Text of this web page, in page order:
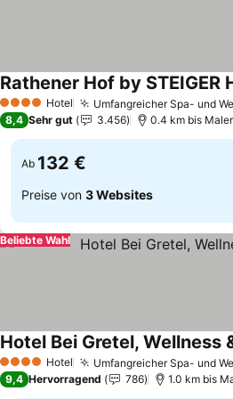
4 Sterne Hotel Umfangreicher Spa- und
Rathener Hof by STEIGER
8,4 Sehr gut 3.456 0.4 km bis
Ab 132 €
Preise von 3 Websites
Beliebte Wahl
4 Sterne Hotel Umfangreicher Spa- und
Hotel Bei Gretel, Wellness
9,4 Hervorragend 786 1.0 km bis